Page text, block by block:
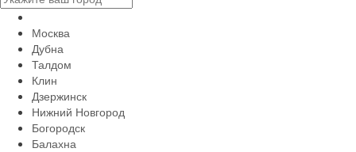
Москва
Дубна
Талдом
Клин
Дзержинск
Нижний Новгород
Богородск
Балахна